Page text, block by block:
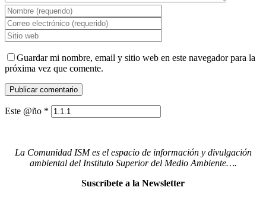
Guardar mi nombre, email y sitio web en este navegador para la
próxima vez que comente.
Este @ño *
La Comunidad ISM es el espacio de información y divulgación
ambiental del Instituto Superior del Medio Ambiente….
Suscríbete a la Newsletter